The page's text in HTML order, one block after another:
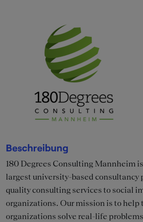
Beschreibung
180 Degrees Consulting Mannheim
largest university-based consultancy
quality consulting services to social
organizations. Our mission is to help
organizations solve real-life